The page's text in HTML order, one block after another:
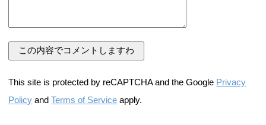
This site is protected by reCAPTCHA and the Google Privacy
Policy andTerms of Service apply.